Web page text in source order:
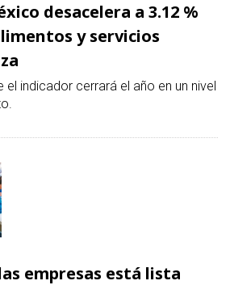
desacelera a 3.12 %
y servicios
el indicador cerrará el año en un nivel
empresas está lista